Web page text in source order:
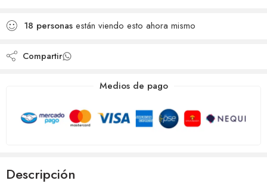
Añadido a la lista de
deseos
18 personas están viendo esto ahora mismo
Compartir
Medios de pago
Descripción